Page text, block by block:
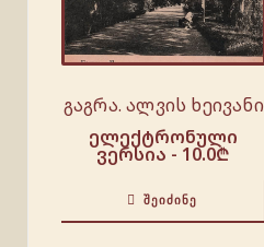
გაგრა. ალვის ხეივანი
ელექტრონული
ვერსია - 10.0₾
ᲨᲔᲘᲫᲘᲜᲔ